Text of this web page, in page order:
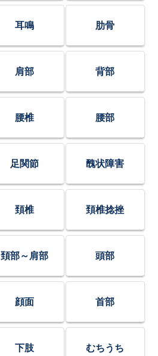
耳鳴 肋骨
肩部 背部
腰椎 腰部
足関節 醜状障害
頚椎 頚椎捻挫
頚部～肩部 頭部
顔面 首部
下肢 むちうち